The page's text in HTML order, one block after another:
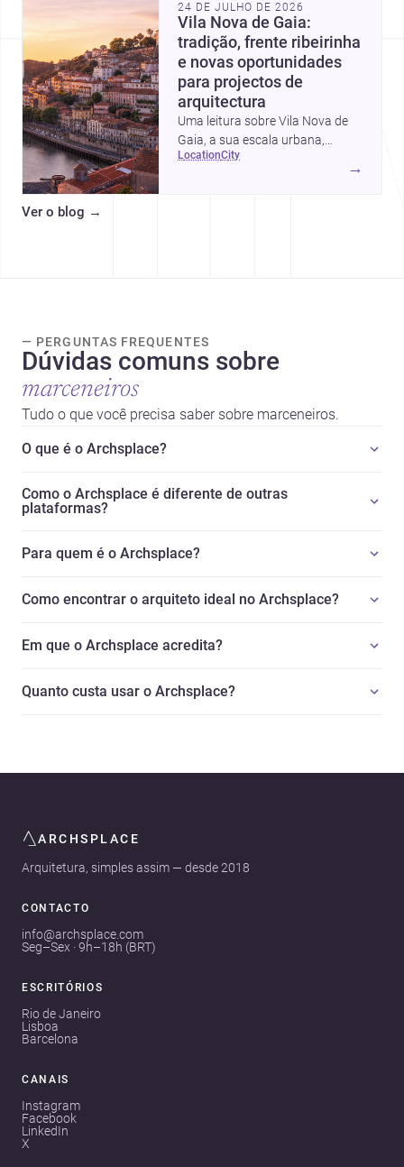
escondidas.
24 DE JULHO DE 2026
Vila Nova de Gaia:
tradição, frente ribeirinha
e novas oportunidades
para projectos de
arquitectura
Uma leitura sobre Vila Nova de
Gaia, a sua escala urbana,
património arquitectónico e
location city
→
Ver o blog →
— PERGUNTAS FREQUENTES
Dúvidas comuns sobre
marceneiros
Tudo o que você precisa saber sobre marceneiros.
O que é o Archsplace?
Como o Archsplace é diferente de outras
plataformas?
Para quem é o Archsplace?
Como encontrar o arquiteto ideal no Archsplace?
Em que o Archsplace acredita?
Quanto custa usar o Archsplace?
ARCHSPLACE
Arquitetura, simples assim — desde 2018
CONTACTO
info@archsplace.com
Seg–Sex · 9h–18h (BRT)
ESCRITÓRIOS
Rio de Janeiro
Lisboa
Barcelona
CANAIS
Instagram
Facebook
LinkedIn
X